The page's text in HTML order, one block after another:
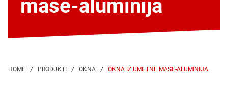
mase-aluminija
OKNA IZ UMETNE MASE-ALUMINIJA